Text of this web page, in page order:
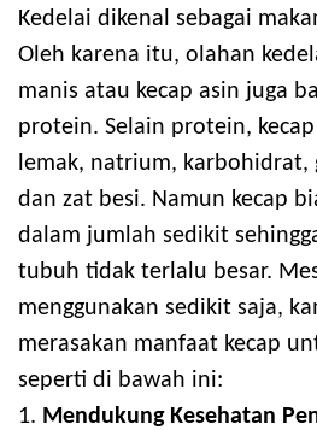
Kedelai dikenal sebagai
Oleh karena itu, olahan
manis atau kecap asin juga
protein. Selain protein,
lemak, natrium, karbohidrat,
dan zat besi. Namun kecap
dalam jumlah sedikit
tubuh tidak terlalu besar.
menggunakan sedikit saja,
merasakan manfaat kecap
seperti di bawah ini:
1. Mendukung Kesehatan